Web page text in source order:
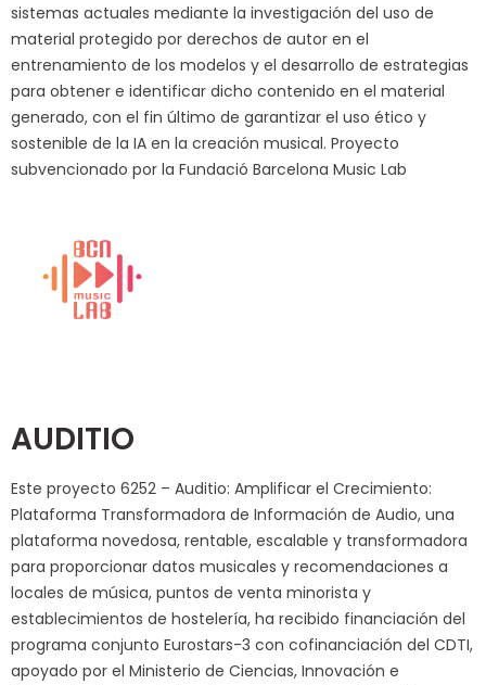
sistemas actuales mediante la investigación del uso de
material protegido por derechos de autor en el
entrenamiento de los modelos y el desarrollo de estrategias
para obtener e identificar dicho contenido en el material
generado, con el fin último de garantizar el uso ético y
sostenible de la IA en la creación musical. Proyecto
subvencionado por la Fundació Barcelona Music Lab
AUDITIO
Este proyecto 6252 – Auditio: Amplificar el Crecimiento:
Plataforma Transformadora de Información de Audio, una
plataforma novedosa, rentable, escalable y transformadora
para proporcionar datos musicales y recomendaciones a
locales de música, puntos de venta minorista y
establecimientos de hostelería, ha recibido financiación del
programa conjunto Eurostars-3 con cofinanciación del CDTI,
apoyado por el Ministerio de Ciencias, Innovación e